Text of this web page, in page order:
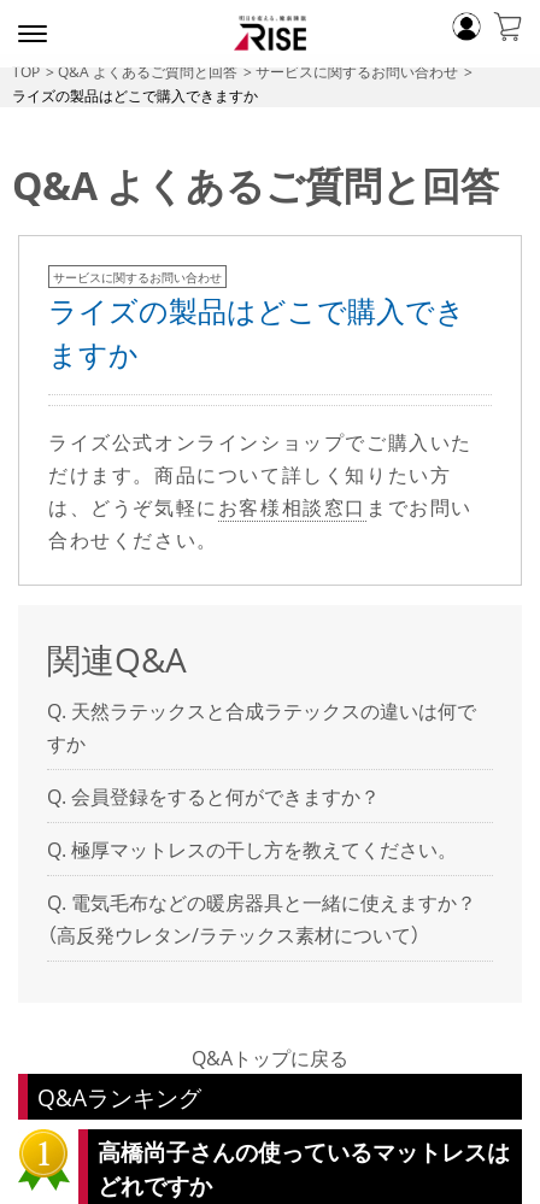
TOP Q&A よくあるご質問と回答
サービスに関するお問い合わせ
ライズの製品はどこで購入できますか
Q&A よくあるご質問と回答
サービスに関するお問い合わせ
ライズの製品はどこで購入でき
ますか
ライズ公式オンラインショップでご購入いた
だけます。商品について詳しく知りたい方
は、どうぞ気軽にお客様相談窓口 までお問い
合わせください。
関連Q&A
天然ラテックスと合成ラテックスの違いは何で
すか
会員登録をすると何ができますか？
極厚マットレスの干し方を教えてください。
電気毛布などの暖房器具と一緒に使えますか？
（高反発ウレタン/ラテックス素材について）
Q&Aトップに戻る
Q&Aランキング
高橋尚子さんの使っているマットレスは
どれですか